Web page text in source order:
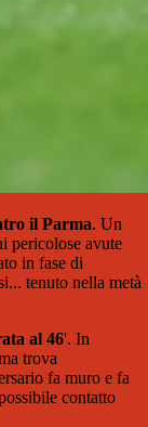
il Parma. Un
pericolose avute
in fase di
tenuto nella metà
al 46'. In
trova
fa muro e fa
contatto